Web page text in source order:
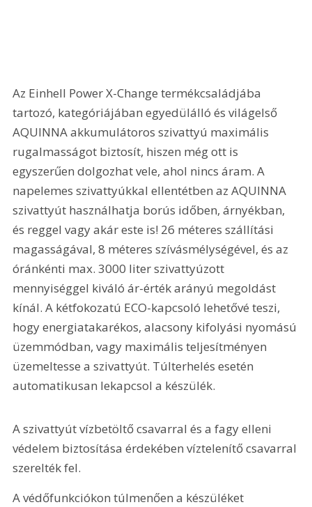
Az Einhell Power X-Change termékcsaládjába
tartozó, kategóriájában egyedülálló és világelső
AQUINNA akkumulátoros szivattyú maximális
rugalmasságot biztosít, hiszen még ott is
egyszerűen dolgozhat vele, ahol nincs áram. A
napelemes szivattyúkkal ellentétben az AQUINNA
szivattyút használhatja borús időben, árnyékban,
és reggel vagy akár este is! 26 méteres szállí­tási
magasságával, 8 méteres szívásmélységével, és az
óránkénti max. 3000 liter szivattyúzott
mennyiséggel kiváló ár-érték arányú megoldást
kínál. A kétfokozatú ECO-kapcsoló lehetővé teszi,
hogy energiatakarékos, alacsony kifolyási nyomású
üzemmódban, vagy maximális teljesítményen
üzemeltesse a szivattyút. Túlterhelés esetén
automatikusan lekapcsol a készülék.
A szivattyút vízbetöltő csavarral és a fagy elleni
védelem biztosítása érdekében víztelenítő csavarral
szerelték fel.
A védőfunkciókon túlmenően a készüléket